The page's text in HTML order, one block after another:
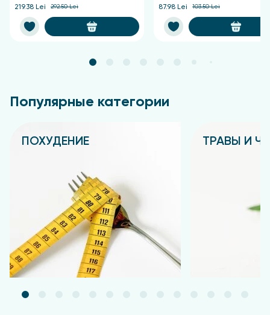
219.38 Lei 292.50 Lei 87.98 Lei 103.50 Lei
Популярные категории
ПОХУДЕНИЕ ТРАВЫ И